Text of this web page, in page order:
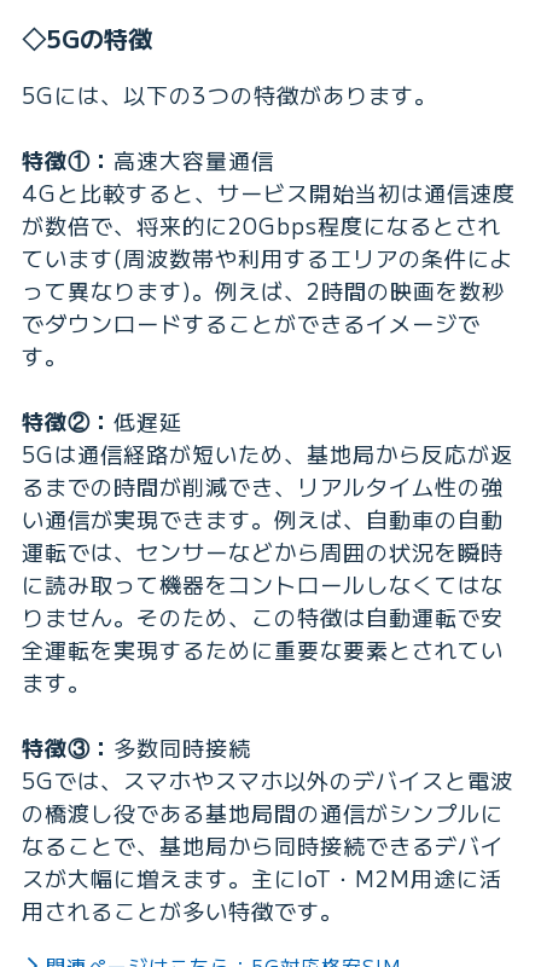
◇5Gの特徴
5Gには、以下の3つの特徴があります。
特徴①： 高速大容量通信
4Gと比較すると、サービス開始当初は通信速度
が数倍で、将来的に20Gbps程度になるとされ
ています(周波数帯や利用するエリアの条件によ
って異なります)。例えば、2時間の映画を数秒
でダウンロードすることができるイメージで
す。
特徴②： 低遅延
5Gは通信経路が短いため、基地局から反応が返
るまでの時間が削減でき、リアルタイム性の強
い通信が実現できます。例えば、自動車の自動
運転では、センサーなどから周囲の状況を瞬時
に読み取って機器をコントロールしなくてはな
りません。そのため、この特徴は自動運転で安
全運転を実現するために重要な要素とされてい
ます。
特徴③： 多数同時接続
5Gでは、スマホやスマホ以外のデバイスと電波
の橋渡し役である基地局間の通信がシンプルに
なることで、基地局から同時接続できるデバイ
スが大幅に増えます。主にIoT・M2M用途に活
用されることが多い特徴です。